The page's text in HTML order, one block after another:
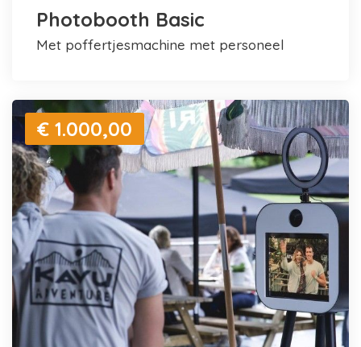
Photobooth Basic
met poffertjesmachine met personeel
€ 1.000,00